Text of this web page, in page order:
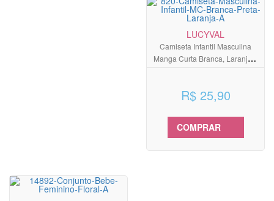
LUCYVAL
Camiseta Infantil Masculina
Manga Curta Branca, Laranja e
R$ 25,90
COMPRAR